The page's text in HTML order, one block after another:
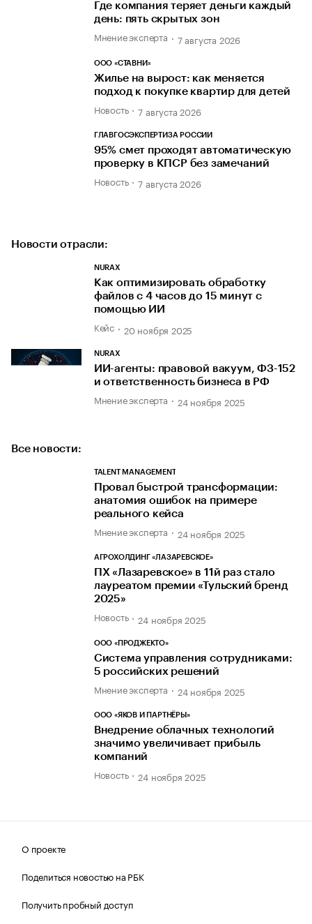
Где компания теряет деньги каждый
день: пять скрытых зон
Мнение эксперта 7 августа 2026
ООО «СТАВНИ»
Жилье на вырост: как меняется
подход к покупке квартир для детей
Новость 7 августа 2026
ГЛАВГОСЭКСПЕРТИЗА РОССИИ
95% смет проходят автоматическую
проверку в КПСР без замечаний
Новость 7 августа 2026
Новости отрасли:
NURAX
Как оптимизировать обработку
файлов с 4 часов до 15 минут с
помощью ИИ
Кейс 20 ноября 2025
NURAX
ИИ-агенты: правовой вакуум, ФЗ-152
и ответственность бизнеса в РФ
Мнение эксперта 24 ноября 2025
Все новости:
TALENT MANAGEMENT
Провал быстрой трансформации:
анатомия ошибок на примере
реального кейса
Мнение эксперта 24 ноября 2025
АГРОХОЛДИНГ «ЛАЗАРЕВСКОЕ»
ПХ «Лазаревское» в 11й раз стало
лауреатом премии «Тульский бренд
2025»
Новость 24 ноября 2025
ООО «ПРОДЖЕКТО»
Система управления сотрудниками:
5 российских решений
Мнение эксперта 24 ноября 2025
ООО «ЯКОВ И ПАРТНЁРЫ»
Внедрение облачных технологий
значимо увеличивает прибыль
компаний
Новость 24 ноября 2025
О проекте
Поделиться новостью на РБК
Получить пробный доступ